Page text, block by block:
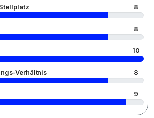
8
8
10
Verhältnis 8
9